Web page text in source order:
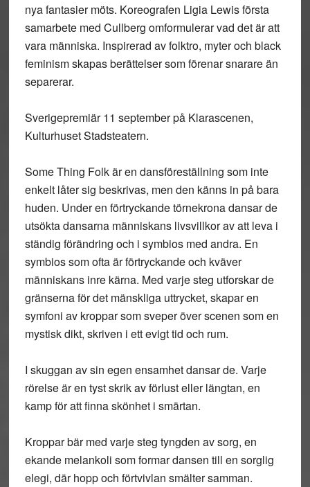
nya fantasier möts. Koreografen Ligia Lewis första
samarbete med Cullberg omformulerar vad det är att
vara människa. Inspirerad av folktro, myter och black
feminism skapas berättelser som förenar snarare än
separerar.
Sverigepremiär 11 september på Klarascenen,
Kulturhuset Stadsteatern.
Some Thing Folk är en dansföreställning som inte
enkelt låter sig beskrivas, men den känns in på bara
huden. Under en förtryckande törnekrona dansar de
utsökta dansarna människans livsvillkor av att leva i
ständig förändring och i symbios med andra. En
symbios som ofta är förtryckande och kväver
människans inre kärna. Med varje steg utforskar de
gränserna för det mänskliga uttrycket, skapar en
symfoni av kroppar som sveper över scenen som en
mystisk dikt, skriven i ett evigt tid och rum.
I skuggan av sin egen ensamhet dansar de. Varje
rörelse är en tyst skrik av förlust eller längtan, en
kamp för att finna skönhet i smärtan.
Kroppar bär med varje steg tyngden av sorg, en
ekande melankoli som formar dansen till en sorglig
elegi, där hopp och förtvivlan smälter samman.